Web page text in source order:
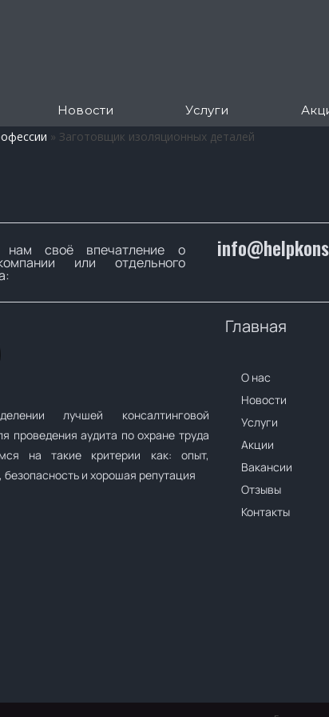
Новости Услуги
» Заготовщик изоляционных деталей
нам своё впечатление о
или отдельного
лучшей консалтинговой
проведения аудита по охране труда
на такие критерии как: опыт,
безопасность и хорошая репутация
Главная
О нас
Новости
Услуги
Акции
Вакансии
Отзывы
Контакты